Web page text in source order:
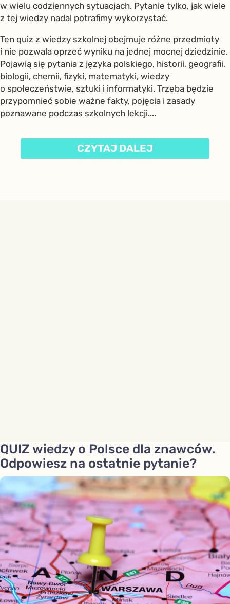
w wielu codziennych sytuacjach. Pytanie tylko, jak wiele
z tej wiedzy nadal potrafimy wykorzystać.
Ten quiz z wiedzy szkolnej obejmuje różne przedmioty
i nie pozwala oprzeć wyniku na jednej mocnej dziedzinie.
Pojawią się pytania z języka polskiego, historii, geografii,
biologii, chemii, fizyki, matematyki, wiedzy
o społeczeństwie, sztuki i informatyki. Trzeba będzie
przypomnieć sobie ważne fakty, pojęcia i zasady
poznawane podczas szkolnych lekcji....
CZYTAJ DALEJ
QUIZ wiedzy o Polsce dla znawców.
Odpowiesz na ostatnie pytanie?